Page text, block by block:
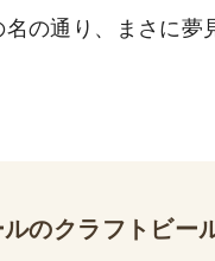
の通り、まさに夢
のクラフトビー